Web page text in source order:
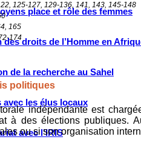
place et rôle des femmes
des droits de l’Homme en
de la recherche au Sahel
avec les élus locaux
avec l’IRIS
125-127, 129-136, 141, 143, 145-148
165
174
politiques
indépendante est
à des élections publiques.
ou si son organisation